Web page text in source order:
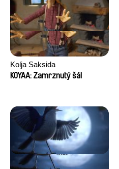
Kolja Saksida
KOYAA: Zamrznutý šál